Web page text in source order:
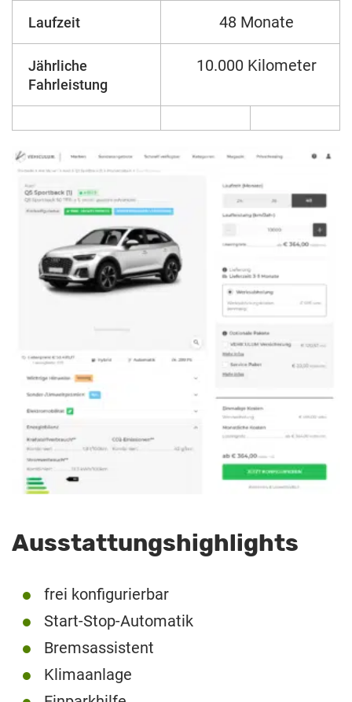
Laufzeit 48 Monate
Jährliche
Fahrleistung
10.000 Kilometer
Ausstattungshighlights
frei konfigurierbar
Start-Stop-Automatik
Bremsassistent
Klimaanlage